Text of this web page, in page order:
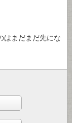
はまだまだ先にな